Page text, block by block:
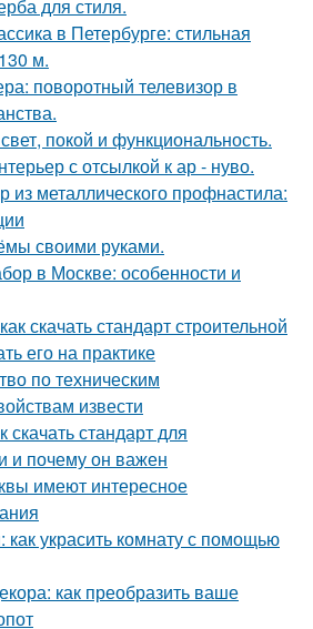
для стиля.
в Петербурге: стильная
м.
поворотный телевизор в
покой и функциональность.
с отсылкой к ар - нуво.
из металлического профнастила:
своими руками.
в Москве: особенности и
скачать стандарт строительной
его на практике
по техническим
извести
стандарт для
и почему он важен
имеют интересное
украсить комнату с помощью
как преобразить ваше